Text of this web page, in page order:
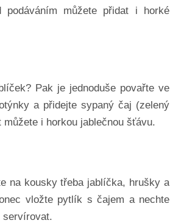
můžete přidat i horké
Pak je jednoduše povařte ve
a přidejte sypaný čaj (zelený
i horkou jablečnou šťávu.
na kousky třeba jablíčka, hrušky a
vložte pytlík s čajem a nechte
servírovat.